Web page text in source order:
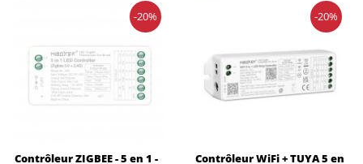
Contrôleur ZIGBEE - 5 en 1 -
-20%
Contrôleur WiFi + TUYA 5 en
-20%